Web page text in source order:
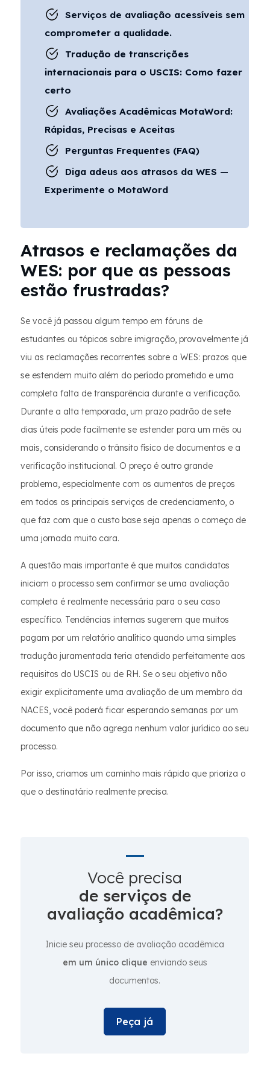
Serviços de avaliação acessíveis sem
comprometer a qualidade.
Tradução de transcrições
internacionais para o USCIS: Como fazer
certo
Avaliações Acadêmicas MotaWord:
Rápidas, Precisas e Aceitas
Perguntas Frequentes (FAQ)
Diga adeus aos atrasos da WES —
Experimente o MotaWord
Atrasos e reclamações da
WES: por que as pessoas
estão frustradas?
Se você já passou algum tempo em fóruns de
estudantes ou tópicos sobre imigração, provavelmente já
viu as reclamações recorrentes sobre a WES: prazos que
se estendem muito além do período prometido e uma
completa falta de transparência durante a verificação.
Durante a alta temporada, um prazo padrão de sete
dias úteis pode facilmente se estender para um mês ou
mais, considerando o trânsito físico de documentos e a
verificação institucional. O preço é outro grande
problema, especialmente com os aumentos de preços
em todos os principais serviços de credenciamento, o
que faz com que o custo base seja apenas o começo de
uma jornada muito cara.
A questão mais importante é que muitos candidatos
iniciam o processo sem confirmar se uma avaliação
completa é realmente necessária para o seu caso
específico. Tendências internas sugerem que muitos
pagam por um relatório analítico quando uma simples
tradução juramentada teria atendido perfeitamente aos
requisitos do USCIS ou de RH. Se o seu objetivo não
exigir explicitamente uma avaliação de um membro da
NACES, você poderá ficar esperando semanas por um
documento que não agrega nenhum valor jurídico ao seu
processo.
Por isso, criamos um caminho mais rápido que prioriza o
que o destinatário realmente precisa.
Você precisa
de serviços de
avaliação acadêmica?
Inicie seu processo de avaliação acadêmica
em um único clique enviando seus
documentos.
Peça já